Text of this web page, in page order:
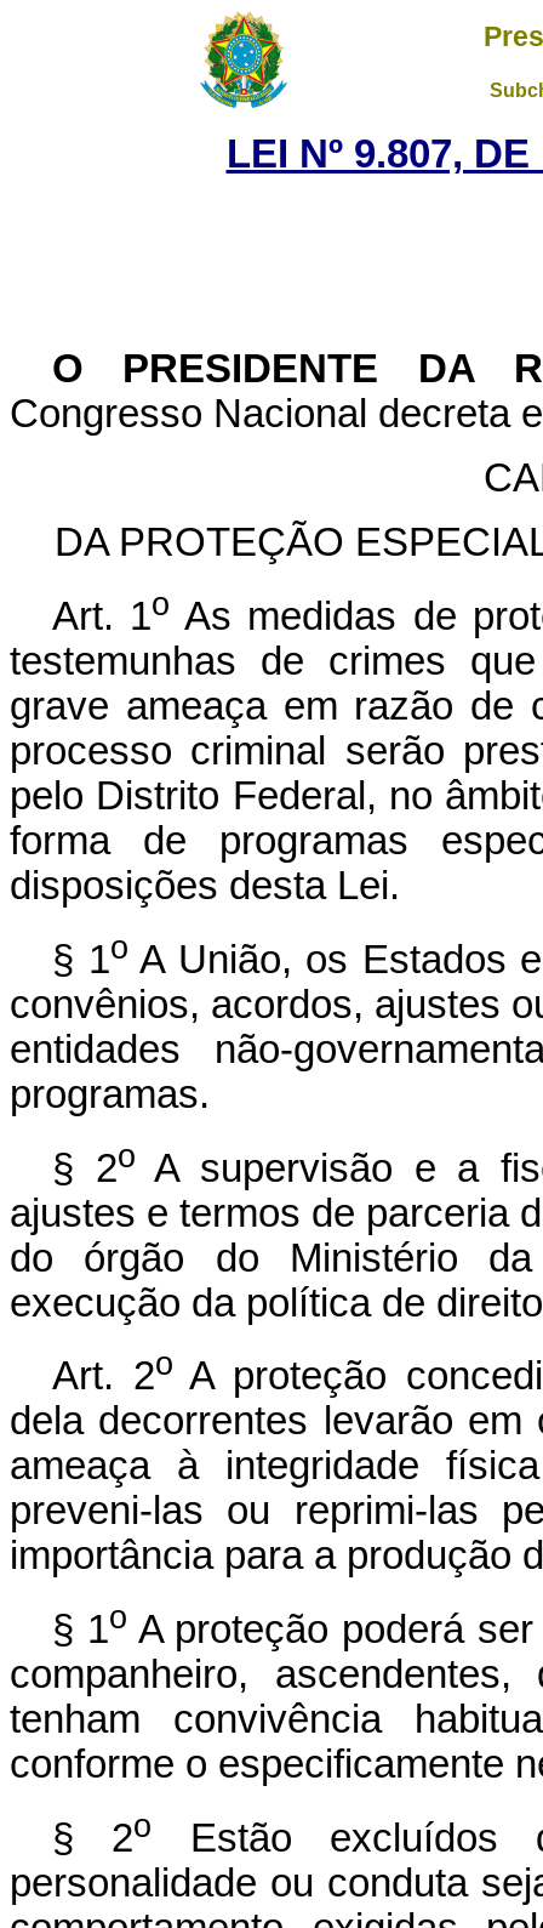
LEI Nº 9.807,
O PRESIDENTE DA
Congresso Nacional decreta
DA PROTEÇÃO
Art. 1o As medidas de
testemunhas de crimes
grave ameaça em razão de
processo criminal serão
pelo Distrito Federal, no
forma de programas
disposições desta Lei.
§ 1o A União, os Estados
convênios, acordos, ajustes
entidades não-
programas.
§ 2o A supervisão e a
ajustes e termos de parceria
do órgão do Ministério
execução da política de
Art. 2o A proteção
dela decorrentes levarão
ameaça à integridade
preveni-las ou reprimi-las
importância para a produção
§ 1o A proteção poderá
companheiro,
tenham convivência
conforme o especificamente
§ 2o
Estão excluídos
personalidade ou conduta